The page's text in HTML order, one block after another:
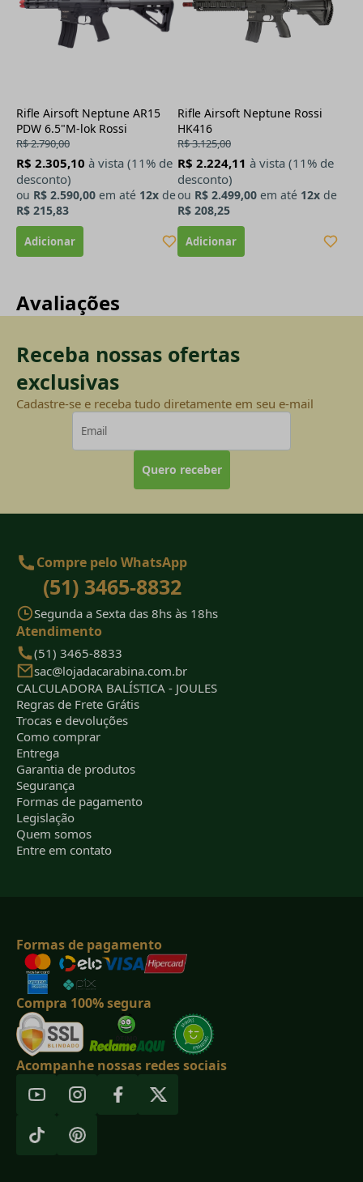
Rifle Airsoft Neptune AR15
PDW 6.5"M-lok Rossi
R$ 2.790,00
R$ 2.305,10 à vista (11% de
desconto)
ou R$ 2.590,00 em até 12x de
R$ 215,83
Rifle Airsoft Neptune Rossi
HK416
R$ 3.125,00
R$ 2.224,11 à vista (11% de
desconto)
ou R$ 2.499,00 em até 12x de
R$ 208,25
Avaliações
Receba nossas ofertas
exclusivas
Cadastre-se e receba tudo diretamente em seu e-mail
Quero receber
Compre pelo WhatsApp
(51) 3465-8832
Segunda a Sexta das 8hs às 18hs
Atendimento
(51) 3465-8833
sac@lojadacarabina.com.br
CALCULADORA BALÍSTICA - JOULES
Regras de Frete Grátis
Trocas e devoluções
Como comprar
Entrega
Garantia de produtos
Segurança
Formas de pagamento
Legislação
Quem somos
Entre em contato
Formas de pagamento
Compra 100% segura
Acompanhe nossas redes sociais